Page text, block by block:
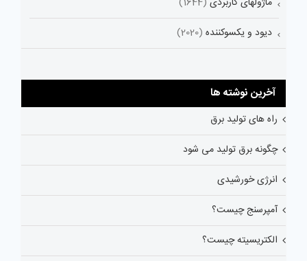
دیود و یکسوکننده (2020)
آخرین نوشته ها
راه های تولید برق
چگونه برق تولید می شود
انرژی خورشیدی
آمپرسنج چیست؟
الکتریسیته چیست؟